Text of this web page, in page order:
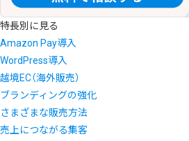
特長別に見る
Amazon Pay導入
WordPress導入
越境EC（海外販売）
ブランディングの強化
さまざまな販売方法
売上につながる集客